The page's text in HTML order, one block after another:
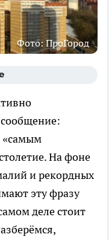
Фото: ПроГород
сообщение:
«самым
На фоне
и рекордных
эту фразу
деле стоит